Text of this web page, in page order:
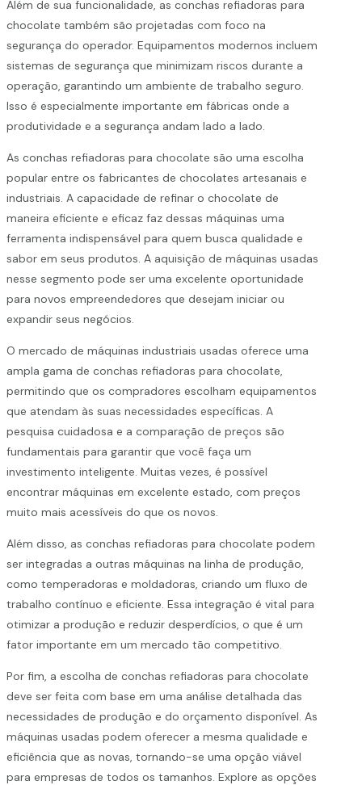
Além de sua funcionalidade, as conchas refiadoras para
chocolate também são projetadas com foco na
segurança do operador. Equipamentos modernos incluem
sistemas de segurança que minimizam riscos durante a
operação, garantindo um ambiente de trabalho seguro.
Isso é especialmente importante em fábricas onde a
produtividade e a segurança andam lado a lado.
As conchas refiadoras para chocolate são uma escolha
popular entre os fabricantes de chocolates artesanais e
industriais. A capacidade de refinar o chocolate de
maneira eficiente e eficaz faz dessas máquinas uma
ferramenta indispensável para quem busca qualidade e
sabor em seus produtos. A aquisição de máquinas usadas
nesse segmento pode ser uma excelente oportunidade
para novos empreendedores que desejam iniciar ou
expandir seus negócios.
O mercado de máquinas industriais usadas oferece uma
ampla gama de conchas refiadoras para chocolate,
permitindo que os compradores escolham equipamentos
que atendam às suas necessidades específicas. A
pesquisa cuidadosa e a comparação de preços são
fundamentais para garantir que você faça um
investimento inteligente. Muitas vezes, é possível
encontrar máquinas em excelente estado, com preços
muito mais acessíveis do que os novos.
Além disso, as conchas refiadoras para chocolate podem
ser integradas a outras máquinas na linha de produção,
como temperadoras e moldadoras, criando um fluxo de
trabalho contínuo e eficiente. Essa integração é vital para
otimizar a produção e reduzir desperdícios, o que é um
fator importante em um mercado tão competitivo.
Por fim, a escolha de conchas refiadoras para chocolate
deve ser feita com base em uma análise detalhada das
necessidades de produção e do orçamento disponível. As
máquinas usadas podem oferecer a mesma qualidade e
eficiência que as novas, tornando-se uma opção viável
para empresas de todos os tamanhos. Explore as opções